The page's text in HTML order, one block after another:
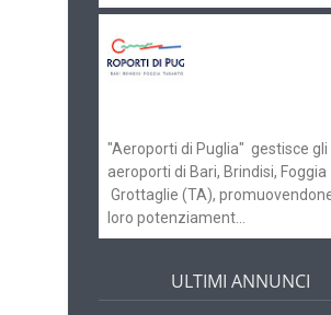
"Aeroporti di Puglia" gestisce gli
aeroporti di Bari, Brindisi, Foggia
Grottaglie (TA),
loro potenziament...
ULTIMI ANNUNCI